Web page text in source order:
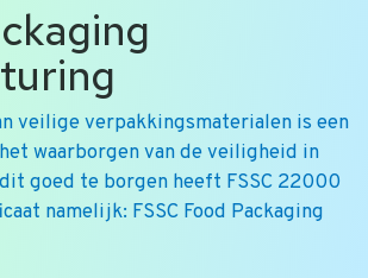
veilige verpakkingsmaterialen is een
waarborgen van de veiligheid in
goed te borgen heeft FSSC 22000
namelijk: FSSC Food Packaging